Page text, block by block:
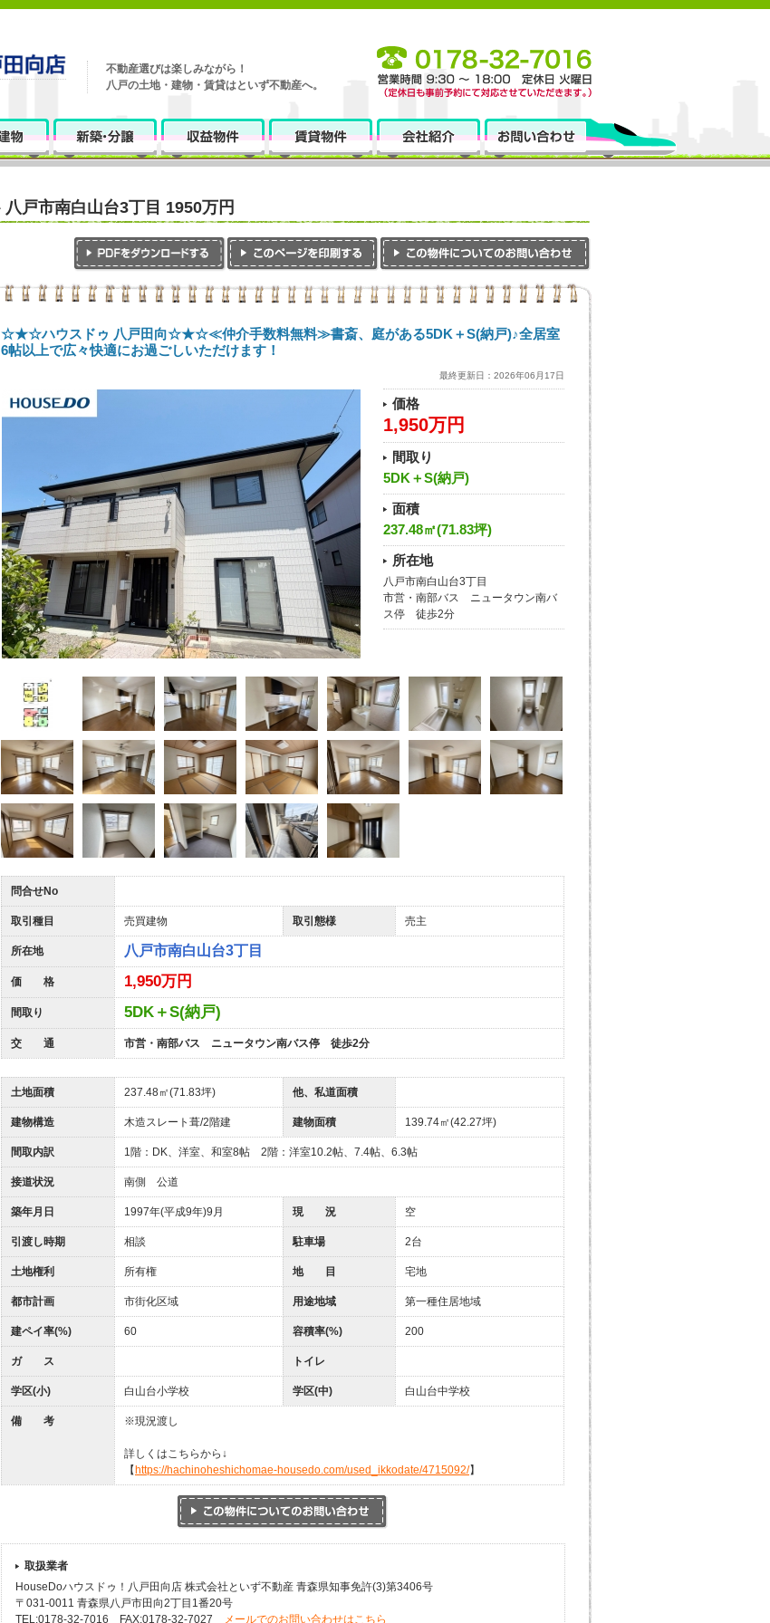
不動産選びは楽しみながら！
八戸の土地・建物・賃貸はといず不動産へ。
八戸市南白山台3丁目 1950万円
☆★☆ハウスドゥ 八戸田向☆★☆≪仲介手数料無料≫書斎、庭がある5DK＋S(納戸)♪全居室
6帖以上で広々快適にお過ごしいただけます！
最終更新日：2026年06月17日
価格
1,950万円
間取り
5DK＋S(納戸)
面積
237.48㎡(71.83坪)
所在地
八戸市南白山台3丁目
市営・南部バス ニュータウン南バ
ス停 徒歩2分
問合せNo
取引種目 売買建物 取引態様 売主
所在地 八戸市南白山台3丁目
価 格 1,950万円
間取り 5DK＋S(納戸)
交 通 市営・南部バス ニュータウン南バス停 徒歩2分
土地面積 237.48㎡(71.83坪) 他、私道面積
建物構造 木造スレート葺/2階建 建物面積 139.74㎡(42.27坪)
間取内訳 1階：DK、洋室、和室8帖 2階：洋室10.2帖、7.4帖、6.3帖
接道状況 南側 公道
築年月日 1997年(平成9年)9月 現 況 空
引渡し時期 相談 駐車場 2台
土地権利 所有権 地 目 宅地
都市計画 市街化区域 用途地域 第一種住居地域
建ペイ率(%) 60 容積率(%) 200
ガ ス トイレ
学区(小) 白山台小学校 学区(中) 白山台中学校
備 考 ※現況渡し
詳しくはこちらから↓
【 https://hachinoheshichomae-housedo.com/used_ikkodate/4715092/】
取扱業者
HouseDoハウスドゥ！八戸田向店 株式会社といず不動産 青森県知事免許(3)第3406号
〒031-0011 青森県八戸市田向2丁目1番20号
TEL:0178-32-7016 FAX:0178-32-7027
メールでのお問い合わせはこちら